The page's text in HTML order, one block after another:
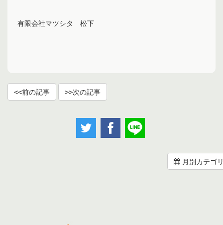
有限会社マツシタ 松下
前の記事 次の記事
月別カテゴ